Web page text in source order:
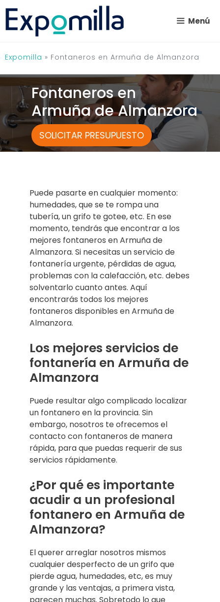
Saltar
contenido
Menú
Expomilla » Fontaneros en Armuña de Almanzora
Fontaneros en
Armuña de Almanzora
SOLICITAR PRESUPUESTO
Puede pasarte en cualquier momento:
humedades, que se te rompa una
tubería, un grifo te gotee, etc. En ese
momento, tendrás que encontrar a los
mejores fontaneros en Armuña de
Almanzora. Si necesitas un servicio de
fontanería urgente, pérdidas de agua,
problemas con la calefacción, etc. debes
solventarlo cuanto antes. Aquí
encontrarás todos los mejores
fontaneros disponibles en Armuña de
Almanzora.
Los mejores servicios de
fontanería en Armuña de
Almanzora
Puede resultar algo complicado localizar
un fontanero en la provincia. Sin
embargo, nosotros te ofrecemos el
contacto con fontaneros de manera
rápida, para que puedas requerir de sus
servicios rápidamente.
¿Por qué es importante
acudir a un profesional
fontanero en Armuña de
Almanzora?
El querer arreglar nosotros mismos
cualquier desperfecto de un grifo que
pierde agua, humedades, etc, es muy
grande y las ventajas, a primera vista,